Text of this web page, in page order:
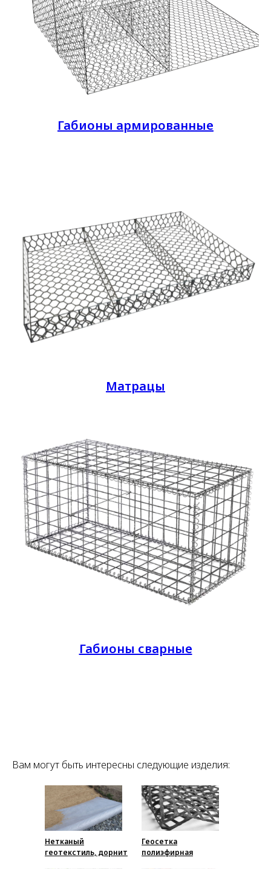
Габионы армированные
Матрацы
Габионы сварные
Вам могут быть интересны следующие изделия:
Нетканый
геотекстиль, дорнит
Геосетка
полиэфирная